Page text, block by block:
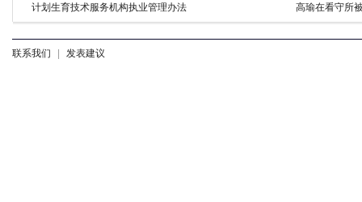
计划生育技术服务机构执业管理办法 高瑜在看守所
联系我们 | 发表建议